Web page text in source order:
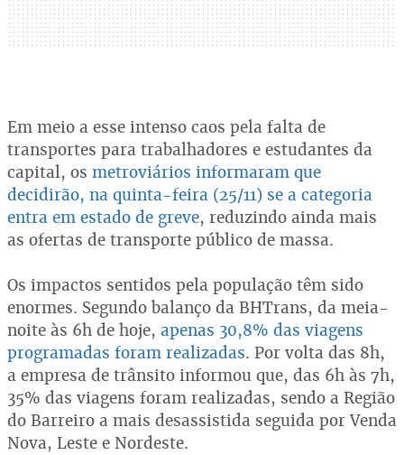
Em meio a esse intenso caos pela falta de
transportes para trabalhadores e estudantes da
capital, os metroviários informaram que
decidirão, na quinta-feira (25/11) se a categoria
entra em estado de greve, reduzindo ainda mais
as ofertas de transporte público de massa.
Os impactos sentidos pela população têm sido
enormes. Segundo balanço da BHTrans, da meia-
noite às 6h de hoje, apenas 30,8% das viagens
programadas foram realizadas. Por volta das 8h,
a empresa de trânsito informou que, das 6h às 7h,
35% das viagens foram realizadas, sendo a Região
do Barreiro a mais desassistida seguida por Venda
Nova, Leste e Nordeste.